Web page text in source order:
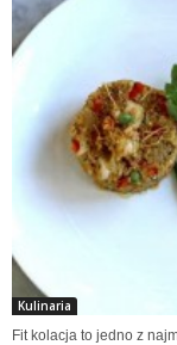
Kulinaria
Fit kolacja to jedno z